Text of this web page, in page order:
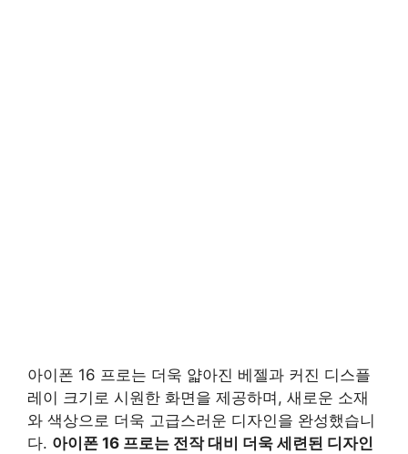
아이폰 16 프로는 더욱 얇아진 베젤과 커진 디스플
레이 크기로 시원한 화면을 제공하며, 새로운 소재
와 색상으로 더욱 고급스러운 디자인을 완성했습니
다. 아이폰 16 프로는 전작 대비 더욱 세련된 디자인